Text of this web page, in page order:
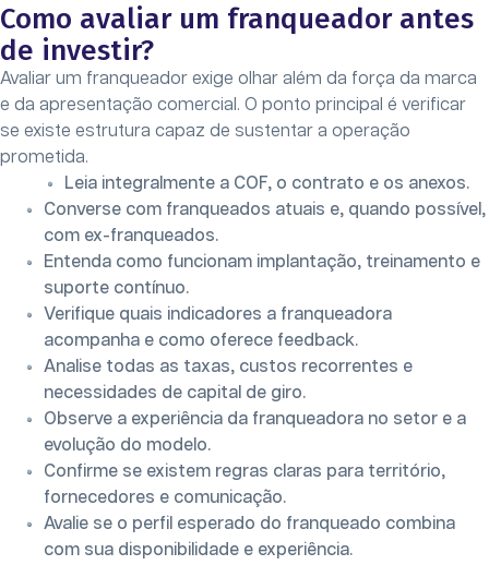
Como avaliar um franqueador antes
de investir?
Avaliar um franqueador exige olhar além da força da marca
e da apresentação comercial. O ponto principal é verificar
se existe estrutura capaz de sustentar a operação
prometida.
Leia integralmente a COF, o contrato e os anexos.
Converse com franqueados atuais e, quando possível,
com ex-franqueados.
Entenda como funcionam implantação, treinamento e
suporte contínuo.
Verifique quais indicadores a franqueadora
acompanha e como oferece feedback.
Analise todas as taxas, custos recorrentes e
necessidades de capital de giro.
Observe a experiência da franqueadora no setor e a
evolução do modelo.
Confirme se existem regras claras para território,
fornecedores e comunicação.
Avalie se o perfil esperado do franqueado combina
com sua disponibilidade e experiência.